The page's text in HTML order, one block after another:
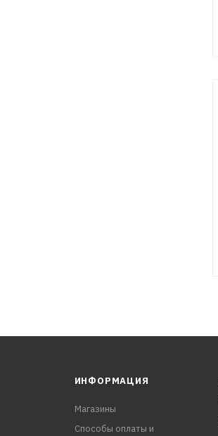
ИНФОРМАЦИЯ
Магазины
Способы оплаты и